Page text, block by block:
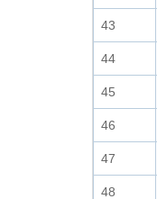
43
44
45
46
47
48